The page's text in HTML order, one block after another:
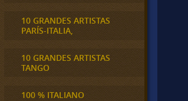
10 GRANDES ARTISTAS
PARÍS-ITALIA,
10 GRANDES ARTISTAS
TANGO
100 % ITALIANO